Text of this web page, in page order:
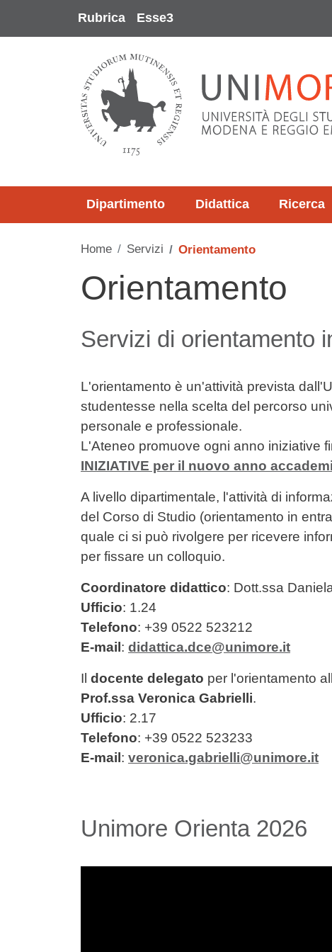
Rubrica Esse3
Dipartimento Didattica Ricerca
Home Servizi Orientamento
Orientamento
Contenuto
Servizi di orientamento
L'orientamento è un'attività prevista
studentesse nella scelta del percorso
personale e professionale.
L'Ateneo promuove ogni anno iniziative
INIZIATIVE per il nuovo anno
A livello dipartimentale, l'attività di
del Corso di Studio (orientamento in
quale ci si può rivolgere per ricevere
per fissare un colloquio.
Coordinatore didattico: Dott.ssa
Ufficio: 1.24
Telefono: +39 0522 523212
E-mail : didattica.dce@unimore.it
Il docente delegato per l'orientamento
Prof.ssa Veronica Gabrielli.
Ufficio: 2.17
Telefono: +39 0522 523233
E-mail : veronica.gabrielli@unimore.it
Unimore Orienta 2026